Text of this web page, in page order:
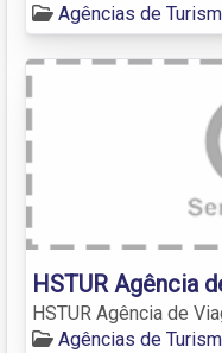
Agências de
HSTUR Agência
HSTUR Agência de
Agências de